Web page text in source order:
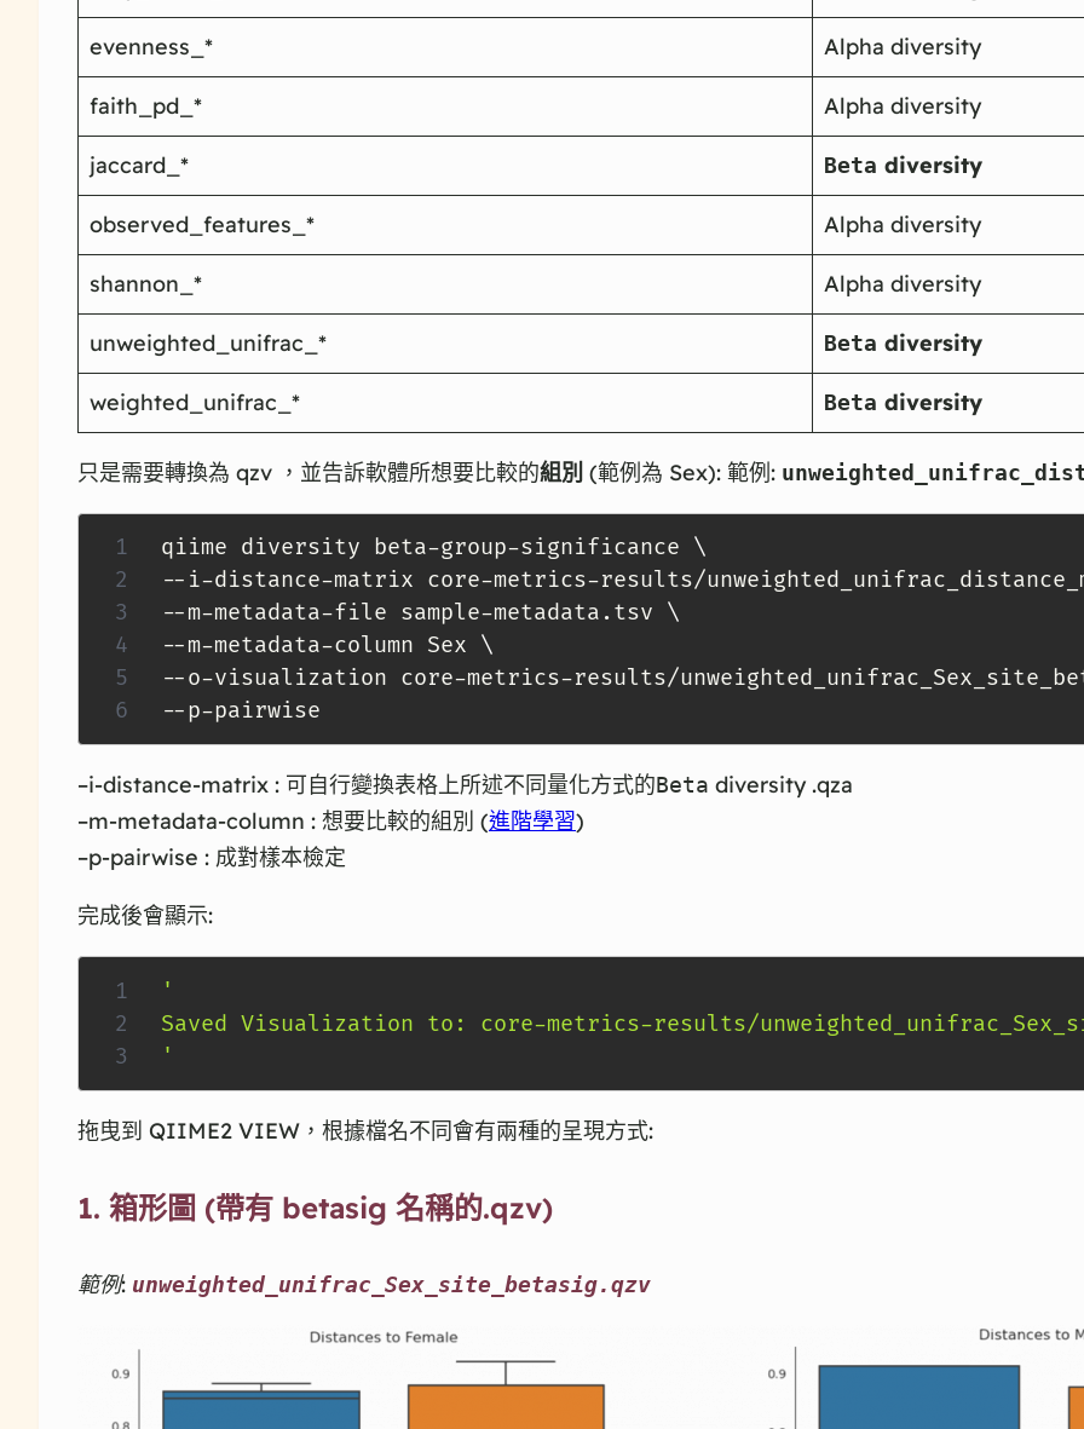
evenness_* Alpha diversity
faith_pd_* Alpha diversity
jaccard_* Beta diversity
observed_features_* Alpha diversity
shannon_* Alpha diversity
unweighted_unifrac_* Beta diversity
weighted_unifrac_* Beta diversity
只是需要轉換為 qzv ，並告訴軟體所想要比較的組別 (範例為 Sex): 範例:
qiime diversity beta-group-significance \
--i-distance-matrix core-metrics-results/
--m-metadata-file sample-metadata.tsv \
--m-metadata-column Sex \
--o-visualization core-metrics-results/
--p-pairwise
–i-distance-matrix : 可自行變換表格上所述不同量化方式的Beta diversity .qza
–m-metadata-column : 想要比較的組別 (進階學習)
–p-pairwise : 成對樣本檢定
完成後會顯示:
'
Saved Visualization to: core-metrics-results/
'
拖曳到 QIIME2 VIEW，根據檔名不同會有兩種的呈現方式:
1. 箱形圖 (帶有 betasig 名稱的.qzv)
範例: unweighted_unifrac_Sex_site_betasig.qzv